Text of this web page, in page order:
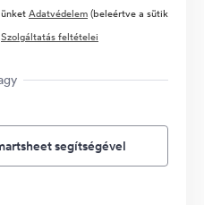
Adatvédelem(beleértve a sütik
Szolgáltatás feltételei
segítségével